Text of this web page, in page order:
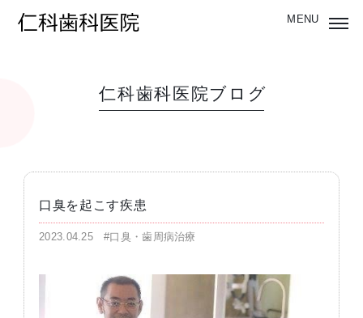
仁科歯科医院ブログ
口臭を起こす疾患
2023.04.25#口臭・歯周病治療